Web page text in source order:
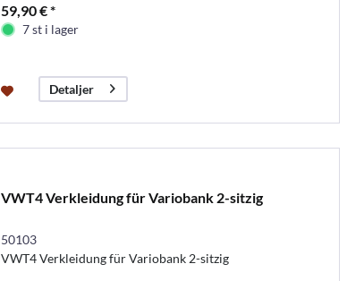
59,90 € *
7 st i lager
Detaljer
VWT4 Verkleidung für Variobank 2-sitzig
50103
VWT4 Verkleidung für Variobank 2-sitzig